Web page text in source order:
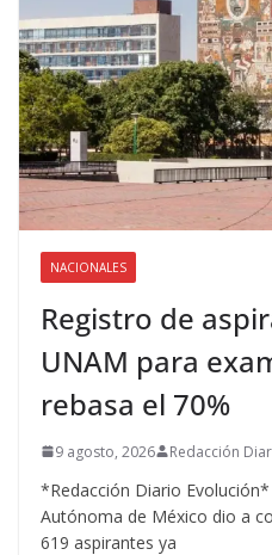
NACIONALES
Registro de
UNAM para
rebasa el 70%
9 agosto, 2026 Redacción
*Redacción Diario
Autónoma de México dio a
619 aspirantes ya